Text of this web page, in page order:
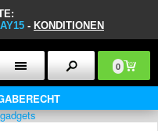
- KONDITIONEN
0